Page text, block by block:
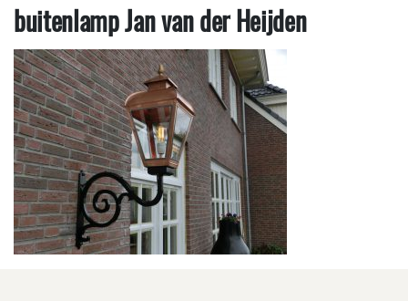
buitenlamp Jan van der Heijden